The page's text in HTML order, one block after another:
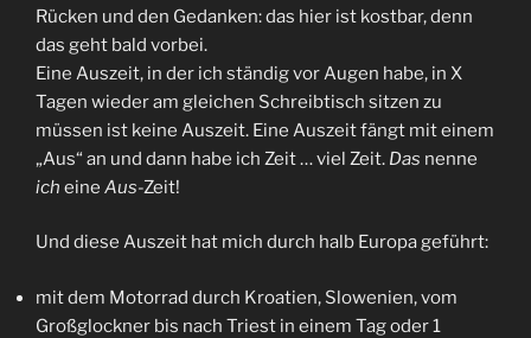
Rücken und den Gedanken: das hier ist kostbar, denn
das geht bald vorbei.
Eine Auszeit, in der ich ständig vor Augen habe, in X
Tagen wieder am gleichen Schreibtisch sitzen zu
müssen ist keine Auszeit. Eine Auszeit fängt mit einem
„Aus“ an und dann habe ich Zeit … viel Zeit. Das nenne
ich eine Aus-Zeit!
Und diese Auszeit hat mich durch halb Europa geführt:
mit dem Motorrad durch Kroatien, Slowenien, vom
Großglockner bis nach Triest in einem Tag oder 1